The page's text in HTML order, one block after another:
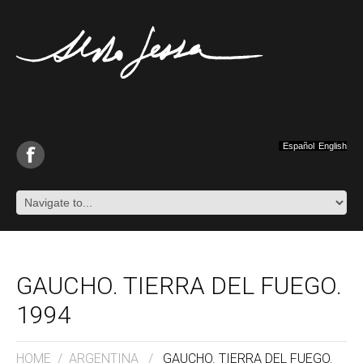
Español English
GAUCHO. TIERRA DEL FUEGO.
1994
HOME / ARGENTINA / GAUCHO. TIERRA DEL FUEGO.